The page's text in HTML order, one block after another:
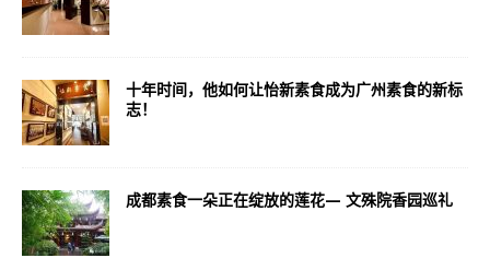
十年时间，他如何让怡新素食成为广州素食的新标
志！
成都素食一朵正在绽放的莲花— 文殊院香园巡礼